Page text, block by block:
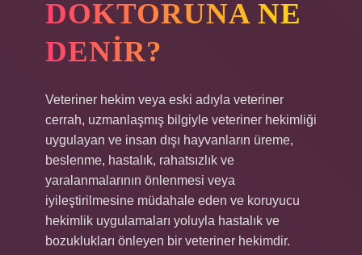
DOKTORUNA NE
DENIR?
Veteriner hekim veya eski adıyla veteriner
cerrah, uzmanlaşmış bilgiyle veteriner hekimliği
uygulayan ve insan dışı hayvanların üreme,
beslenme, hastalık, rahatsızlık ve
yaralanmalarının önlenmesi veya
iyileştirilmesine müdahale eden ve koruyucu
hekimlik uygulamaları yoluyla hastalık ve
bozuklukları önleyen bir veteriner hekimdir.